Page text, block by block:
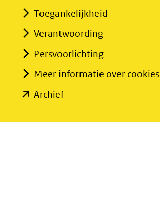
Toegankelijkheid
Verantwoording
Persvoorlichting
Meer informatie over cookies
Archief(opent